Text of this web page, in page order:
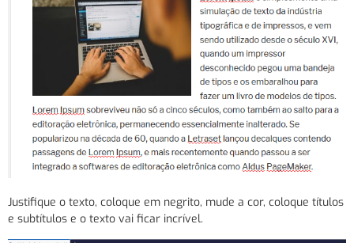
Justifique o texto, coloque em negrito, mude a cor, coloque títulos
e subtítulos e o texto vai ficar incrível.